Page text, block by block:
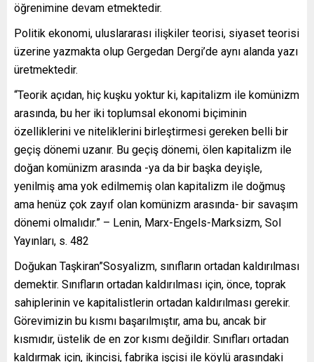
öğrenimine devam etmektedir.
Politik ekonomi, uluslararası ilişkiler teorisi, siyaset teorisi
üzerine yazmakta olup Gergedan Dergi’de aynı alanda yazı
üretmektedir.
“Teorik açıdan, hiç kuşku yoktur ki, kapitalizm ile komünizm
arasında, bu her iki toplumsal ekonomi biçiminin
özelliklerini ve niteliklerini birleştirmesi gereken belli bir
geçiş dönemi uzanır. Bu geçiş dönemi, ölen kapitalizm ile
doğan komünizm arasında -ya da bir başka deyişle,
yenilmiş ama yok edilmemiş olan kapitalizm ile doğmuş
ama henüz çok zayıf olan komünizm arasında- bir savaşım
dönemi olmalıdır.” – Lenin, Marx-Engels-Marksizm, Sol
Yayınları, s. 482
Doğukan Taşkiran”Sosyalizm, sınıfların ortadan kaldırılması
demektir. Sınıfların ortadan kaldırılması için, önce, toprak
sahiplerinin ve kapitalistlerin ortadan kaldırılması gerekir.
Görevimizin bu kısmı başarılmıştır, ama bu, ancak bir
kısmıdır, üstelik de en zor kısmı değildir. Sınıfları ortadan
kaldırmak için, ikincisi, fabrika işçisi ile köylü arasındaki